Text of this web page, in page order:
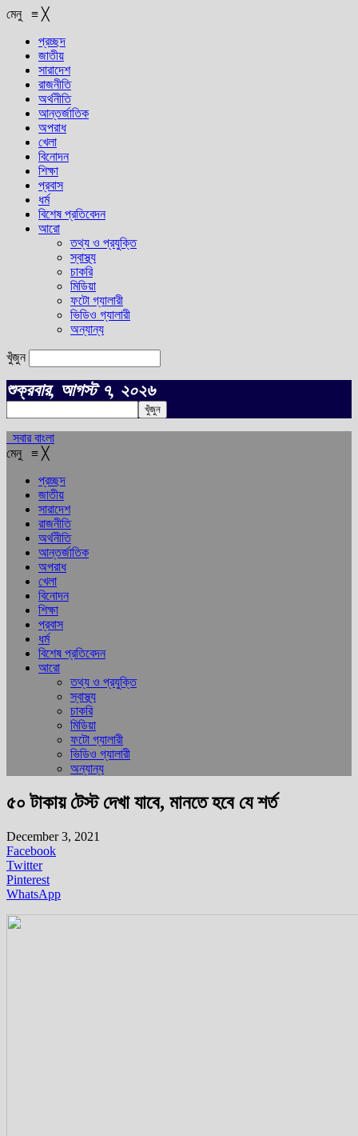
মেনু ≡ ╳
প্রচ্ছদ
জাতীয়
সারাদেশ
রাজনীতি
অর্থনীতি
আন্তর্জাতিক
অপরাধ
খেলা
বিনোদন
শিক্ষা
প্রবাস
ধর্ম
বিশেষ প্রতিবেদন
আরো
তথ্য ও প্রযুক্তি
স্বাস্থ্য
চাকরি
মিডিয়া
ফটো গ্যালারী
ভিডিও গ্যালারী
অন্যান্য
খুঁজুন
শুক্রবার, আগস্ট ৭, ২০২৬
সবার বাংলা
মেনু ≡ ╳
প্রচ্ছদ
জাতীয়
সারাদেশ
রাজনীতি
অর্থনীতি
আন্তর্জাতিক
অপরাধ
খেলা
বিনোদন
শিক্ষা
প্রবাস
ধর্ম
বিশেষ প্রতিবেদন
আরো
তথ্য ও প্রযুক্তি
স্বাস্থ্য
চাকরি
মিডিয়া
ফটো গ্যালারী
ভিডিও গ্যালারী
অন্যান্য
৫০ টাকায় টেস্ট দেখা যাবে, মানতে হবে যে শর্ত
December 3, 2021
Facebook
Twitter
Pinterest
WhatsApp